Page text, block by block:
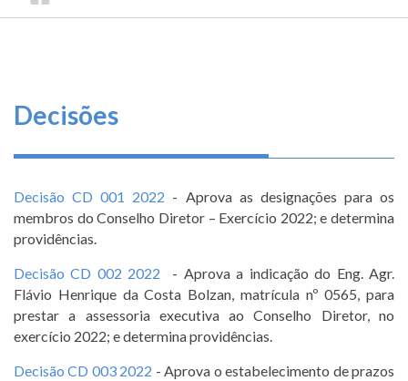
O
Fale
Conosco
Transparência
e
Prestação
de
Contas
TRILHA
CONSELHO
FEDERAL
Decisões
Decisão CD 001 2022 - Aprova as designações para os
membros do Conselho Diretor – Exercício 2022; e determina
providências.
Decisão CD 002 2022
- Aprova a indicação do Eng. Agr.
Flávio Henrique da Costa Bolzan, matrícula nº 0565, para
prestar a assessoria executiva ao Conselho Diretor, no
exercício 2022; e determina providências.
Decisão CD 003 2022 - Aprova o estabelecimento de prazos